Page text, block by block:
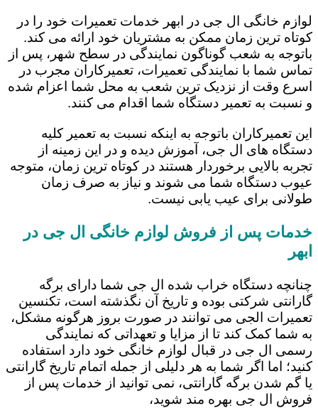
لوازم خانگی ال جی در ابهر خدمات تعمیرات خود را در
کوتاه ترین زمان ممکن به مشتریان خود ارائه می کند.
باتوجه به شعب گوناگون نمایندگی در سطح شهر، پس از
تماس شما با نمایندگی تعمیرات، تعمیرکاران مجرب در
اسرع وقت از نزدیک ترین شعب به محل شما اعزام شده
و نسبت به تعمیر دستگاه شما اقدام می کنند.
این تعمیرکاران باتوجه به اینکه نسبت به تعمیر کلیه
دستگاه های ال جی، آموزش دیده و در این زمینه از
تجربه بالایی برخوردار هستند در کوتاه ترین زمان، متوجه
عیوب دستگاه شما می شوند و نیاز به صرف زمان
طولانی برای عیب یابی نیست.
خدمات پس از فروش لوازم خانگی ال جی در
ابهر
چنانچه دستگاه خراب شده ال جی شما دارای برگه
گارانتی شرکتی بوده و تاریخ آن نگذشته است، تکنسین
تعمیرات الجی می توانند در صورت بروز هرگونه مشکل،
به شما کمک کند تا از مزایا و تعهداتی که نمایندگی
رسمی ال جی در قبال لوازم خانگی خود دارد استفاده
کنید؛ اما اگر شما به هر دلیلی از جمله اتمام تاریخ گارانتی
یا گم شدن برگه گارانتی، نمی توانید از خدمات پس از
فروش ال جی بهره مند شوید،